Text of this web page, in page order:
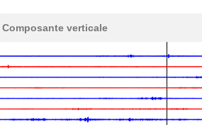
Composante verticale